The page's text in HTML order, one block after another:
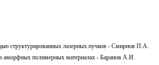
структурированных лазерных пучков - Смирнов П.А.
аморфных полимерных материалах - Баранов А.И.